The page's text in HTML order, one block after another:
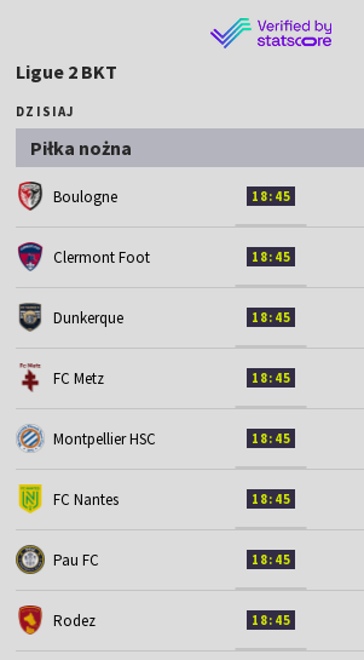
Ligue 2 BKT
DZISIAJ
Piłka nożna
Boulogne 18:45
Clermont Foot 18:45
Dunkerque 18:45
FC Metz 18:45
Montpellier HSC 18:45
FC Nantes 18:45
Pau FC 18:45
Rodez 18:45